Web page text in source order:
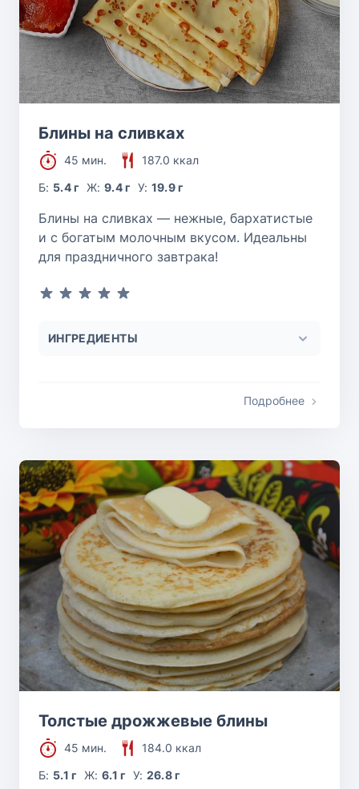
Блины на сливках
45 мин.
187.0 ккал
Б: 5.4 г Ж: 9.4 г У: 19.9 г
Блины на сливках — нежные, бархатистые
и с богатым молочным вкусом. Идеальны
для праздничного завтрака!
ИНГРЕДИЕНТЫ
Подробнее
Толстые дрожжевые блины
45 мин.
184.0 ккал
Б: 5.1 г Ж: 6.1 г У: 26.8 г